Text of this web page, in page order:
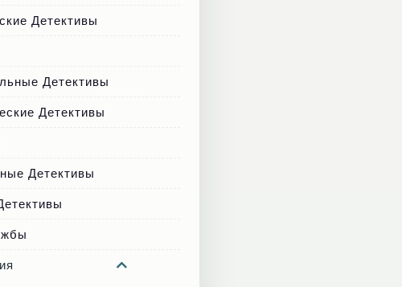
Детективы
Детективы
Детективы
Детективы